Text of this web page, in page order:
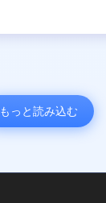
もっと読み込む